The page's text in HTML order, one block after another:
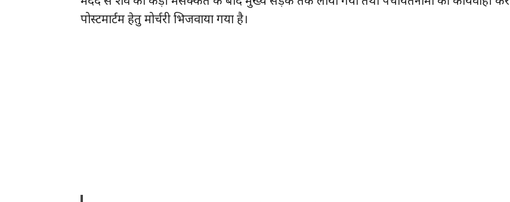
पोस्टमार्टम हेतु मोर्चरी भिजवाया गया है।